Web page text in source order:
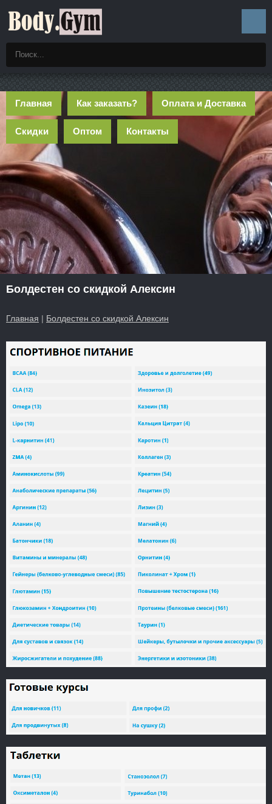
Главная Как заказать? Оплата и Доставка
Скидки Оптом Контакты
Болдестен со скидкой Алексин
Главная | Болдестен со скидкой Алексин